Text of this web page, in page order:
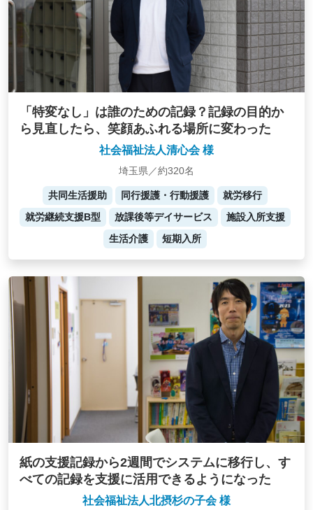
「特変なし」は誰のための記録？記録の目的か
ら見直したら、笑顔あふれる場所に変わった
社会福祉法人清心会 様
埼玉県／約320名
共同生活援助 同行援護・行動援護
就労移行
就労継続支援B型
放課後等デイサービス
施設入所支援
生活介護
短期入所
紙の支援記録から2週間でシステムに移行し、す
べての記録を支援に活用できるようになった
社会福祉法人北摂杉の子会 様